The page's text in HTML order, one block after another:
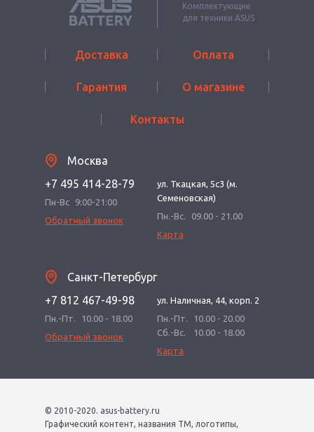
Комплектующие
для техники ASUS
Доставка Оплата
Гарантия О магазине
Контакты
Москва
+7 495 414-28-79
Пн-Вс
9:00-21:00
Обратный звонок
ул. Ткацкая, 5с3 (м.
Семеновская)
Пн.-Вс.
09.00 - 21.00
Карта
Санкт-Петербург
+7 812 467-49-98
Пн.-Пт.
10.00 - 18.00
Обратный звонок
ул. Наличная, 44, корп. 2
Пн.-Пт.
10.00 - 20.00
Сб.-Вс.
10.00 - 18.00
Карта
© 2010-2020. asus-battery.ru
Графический контент, названия ТМ, логотипы,